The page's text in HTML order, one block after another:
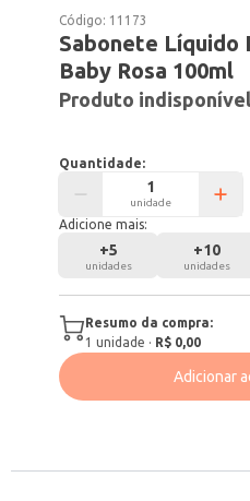
Código: 11173
Sabonete
Baby Rosa 100ml
Produto indisponível
Quantidade:
unidade
Adicione mais:
+5
unidades
+10
unidades
Resumo da compra:
1 unidade · R$ 0,00
Adicionar